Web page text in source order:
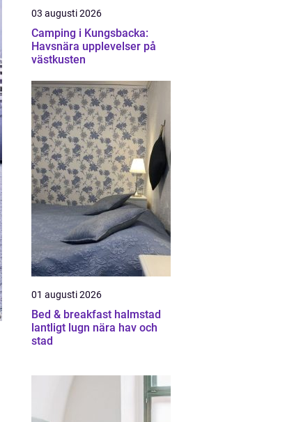
03 augusti 2026
Camping i Kungsbacka:
Havsnära upplevelser på
västkusten
01 augusti 2026
Bed & breakfast halmstad
lantligt lugn nära hav och
stad